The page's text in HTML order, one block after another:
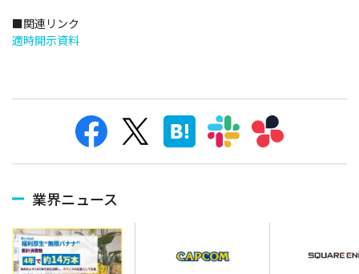
■関連リンク
適時開示資料
業界ニュース